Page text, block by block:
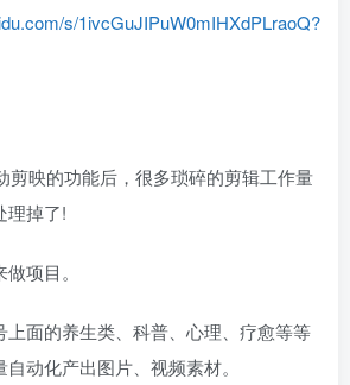
s/1ivcGuJIPuW0mIHXdPLraoQ?
剪映的功能后，很多琐碎的剪辑工作量
理掉了!
项目。
上面的养生类、科普、心理、疗愈等等
动化产出图片、视频素材。